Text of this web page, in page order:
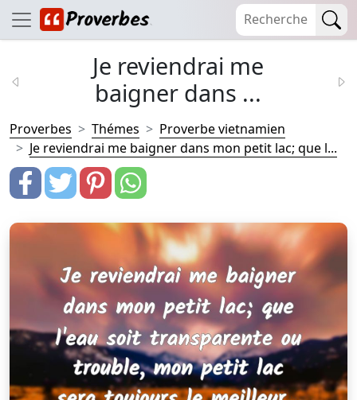
Je reviendrai me
baigner dans ...
Proverbes Thémes
Proverbe vietnamien
Je reviendrai me baigner dans mon petit lac; que l...